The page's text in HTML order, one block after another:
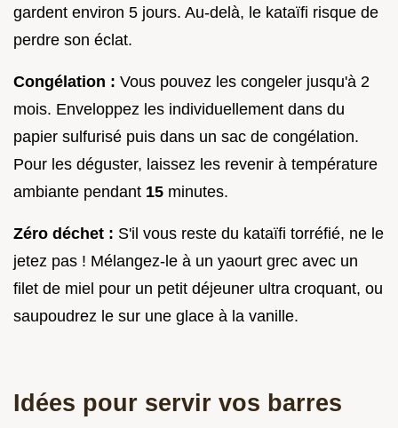
gardent environ 5 jours. Au-delà, le kataïfi risque de
perdre son éclat.
Congélation : Vous pouvez les congeler jusqu'à 2
mois. Enveloppez les individuellement dans du
papier sulfurisé puis dans un sac de congélation.
Pour les déguster, laissez les revenir à température
ambiante pendant 15 minutes.
Zéro déchet : S'il vous reste du kataïfi torréfié, ne le
jetez pas ! Mélangez-le à un yaourt grec avec un
filet de miel pour un petit déjeuner ultra croquant, ou
saupoudrez le sur une glace à la vanille.
Idées pour servir vos barres